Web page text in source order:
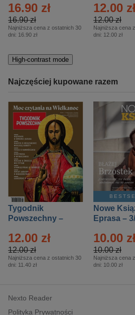
16.90 zł
16.90 zł
Najniższa cena z ostatnich 30
dni: 16.90 zł
12.00
12.00 zł
Najniższa cena
dni: 12.00 zł
High-contrast mode
Najczęściej kupowane razem
Tygodnik
Powszechny –
12.00 zł
12.00 zł
Najniższa cena z ostatnich 30
dni: 11.40 zł
Nowe
Eprasa –
10.00
10.00 zł
Najniższa cena
dni: 10.00 zł
Nexto Reader
Polityka Prywatności